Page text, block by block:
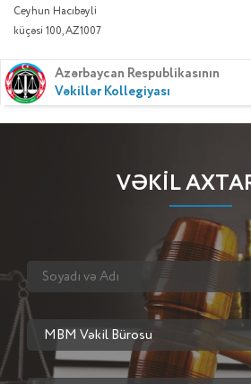
Ceyhun Hacıbəyli
küçəsi 100, AZ1007
Azərbaycan Respublikasının
Vəkillər Kollegiyası
VƏKİL